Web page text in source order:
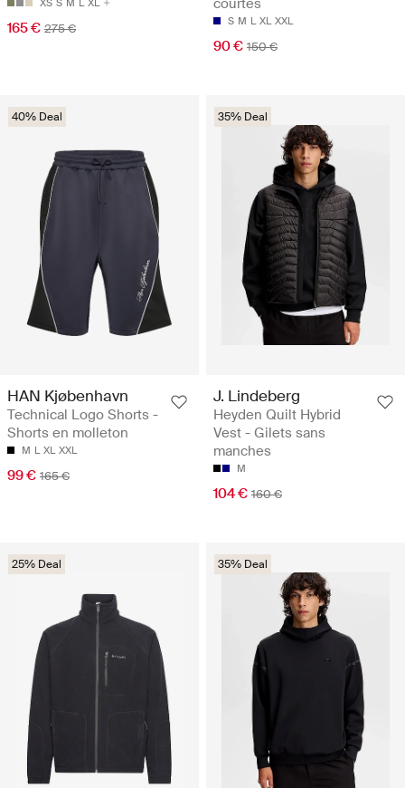
XS S M L XL
165 € 275 € S M L XL XXL
90 € 150 €
40% Deal
HAN Kjøbenhavn
Technical Logo Shorts -
Shorts en molleton
M L XL XXL
99 € 165 €
35% Deal
J. Lindeberg
Heyden Quilt Hybrid
Vest - Gilets sans
manches
M
104 € 160 €
25% Deal 35% Deal